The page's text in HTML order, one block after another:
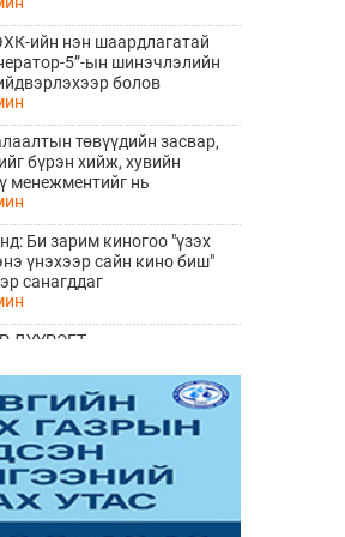
ийн нэн шаардлагатай
5”-ын шинэчлэлийн
болов
төвүүдийн засвар,
бүрэн хийж, хувийн
менежментийг нь
гэдгийг онцоллоо
Би зарим киногоо "үзэх
үнэхээр сайн кино биш"
санагддаг
ДҮҮРЭГТ
БАЙНА
цаг агаарын
төлөв